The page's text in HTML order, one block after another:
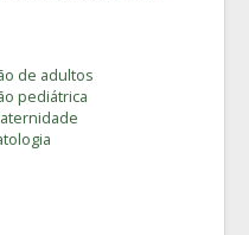
de adultos
pediátrica